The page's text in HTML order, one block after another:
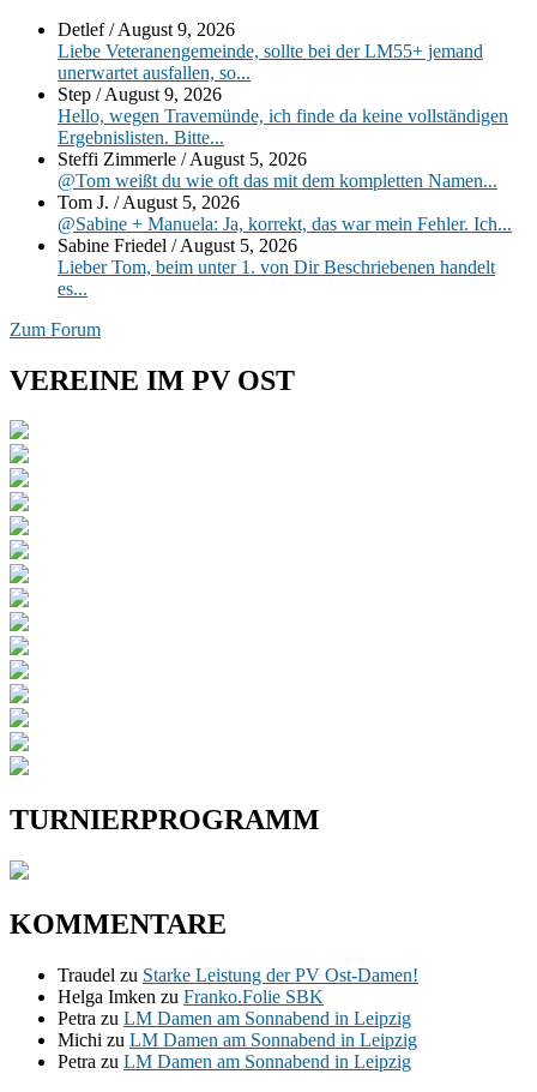
Widgetbereich
Detlef/August 9, 2026
Liebe Veteranengemeinde, sollte bei der LM55+ jemand
unerwartet ausfallen, so...
Step /August 9, 2026
Hello, wegen Travemünde, ich finde da keine vollständigen
Ergebnislisten. Bitte...
Steffi Zimmerle /August 5, 2026
@Tom weißt du wie oft das mit dem kompletten Namen...
Tom J. /August 5, 2026
@Sabine + Manuela: Ja, korrekt, das war mein Fehler. Ich...
Sabine Friedel /August 5, 2026
Lieber Tom, beim unter 1. von Dir Beschriebenen handelt
es...
Zum Forum
VEREINE IM PV OST
TURNIERPROGRAMM
KOMMENTARE
Traudel zu Starke Leistung der PV Ost-Damen!
Helga Imken zu Franko.Folie SBK
Petra zu LM Damen am Sonnabend in Leipzig
Michi zu LM Damen am Sonnabend in Leipzig
Petra zu LM Damen am Sonnabend in Leipzig